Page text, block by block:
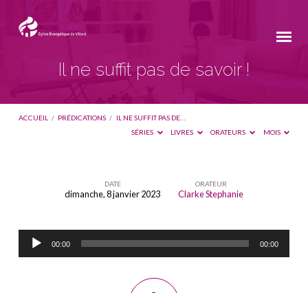
Il ne suffit pas de savoir !
ACCUEIL / PRÉDICATIONS / IL NE SUFFIT PAS DE…
SÉRIES
LIVRES ORATEURS MOIS
suffit
pas
DATE
dimanche, 8 janvier 2023
ORATEUR
Clarke Stephanie
Lecteur
audio
00:00 00:00